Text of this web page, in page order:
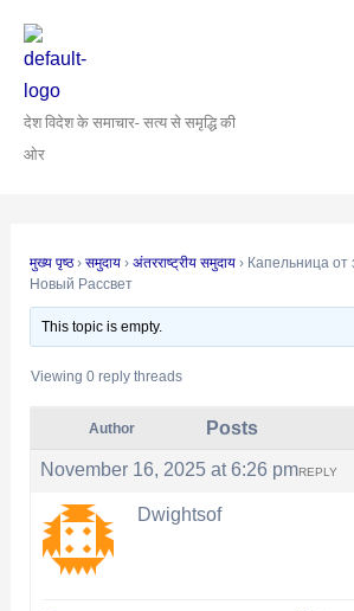
content
देश विदेश के समाचार- सत्य से समृद्धि की
ओर
मुख्य पृष्ठ › समुदाय › अंतरराष्ट्रीय समुदाय › Капельница от
Новый Рассвет
This topic is empty.
Viewing 0 reply threads
Author Posts
November 16, 2025 at 6:26 pmREPLY
Dwightsof
navigation